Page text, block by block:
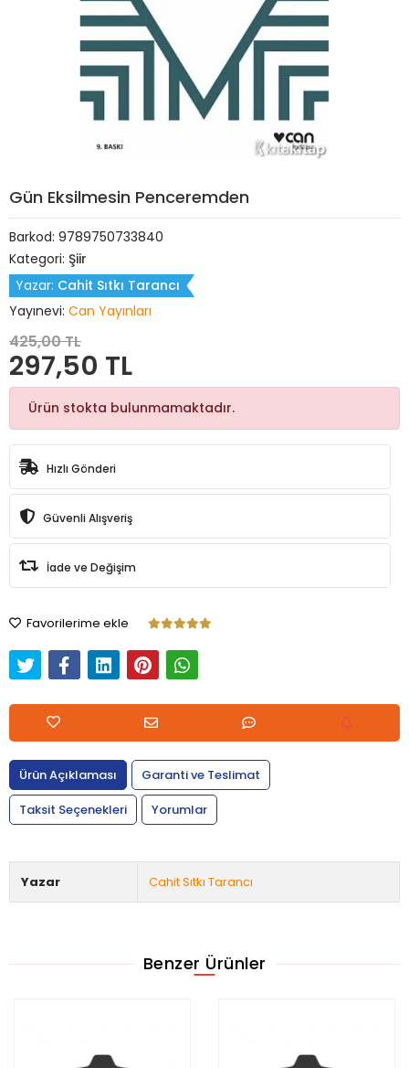
Gün Eksilmesin Penceremden
Barkod: 9789750733840
Kategori: Şiir
Yazar: Cahit Sıtkı Tarancı
Yayınevi: Can Yayınları
425,00 TL
297,50 TL
Ürün stokta bulunmamaktadır.
Hızlı Gönderi
Güvenli Alışveriş
İade ve Değişim
Favorilerime ekle
Ürün Açıklaması
Garanti ve Teslimat
Taksit Seçenekleri
Yorumlar
Yazar Cahit Sıtkı Tarancı
Benzer Ürünler